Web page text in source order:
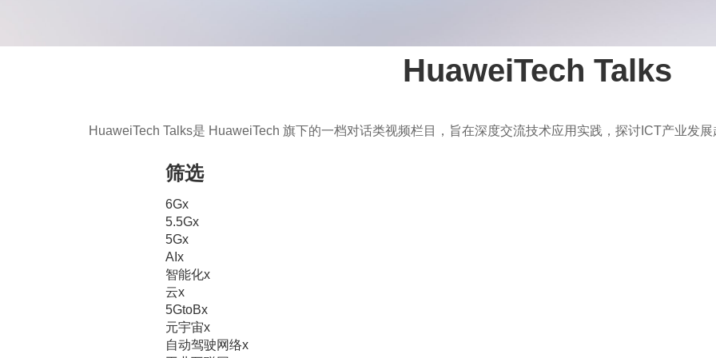
HuaweiTech Talks
HuaweiTech Talks是 HuaweiTech 旗下的一档对话类视频栏目，旨在深度交流技术应用实践，探讨ICT产业发
筛选
6Gx
5.5Gx
5Gx
AI x
智能化x
云x
5GtoBx
元宇宙x
自动驾驶网络x